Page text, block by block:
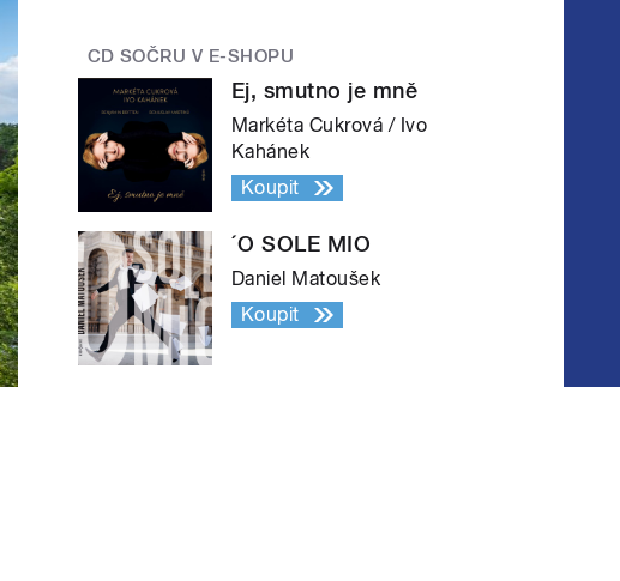
CD SOČRU V E-SHOPU
Ej, smutno je mně
Markéta Cukrová / Ivo
Kahánek
Koupit
´O SOLE MIO
Daniel Matoušek
Koupit